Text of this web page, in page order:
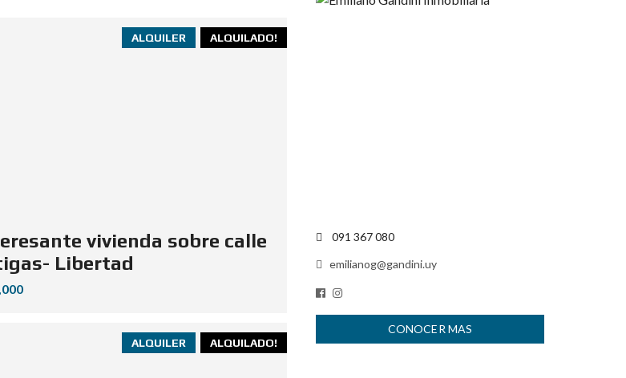
ALQUILADO!
ALQUILER
vivienda sobre calle
Libertad
ALQUILADO!
ALQUILER
091 367 080
emilianog@gandini.uy
CONOCER MAS